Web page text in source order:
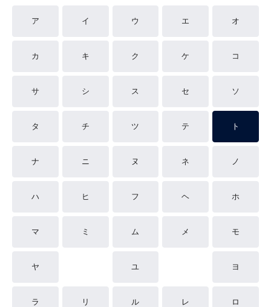
ア イ ウ エ オ
カ キ ク ケ コ
サ シ ス セ ソ
タ チ ツ テ ト
ナ ニ ヌ ネ ノ
ハ ヒ フ ヘ ホ
マ ミ ム メ モ
ヤ ユ ヨ
ラ リ ル レ ロ